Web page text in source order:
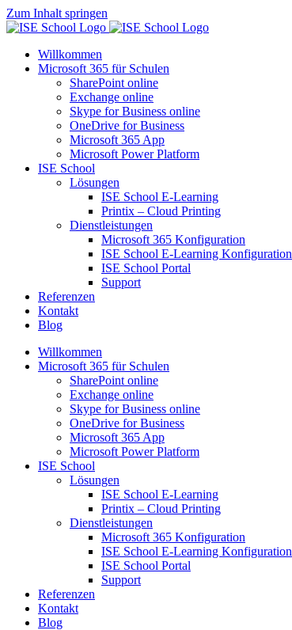
Zum Inhalt springen
Willkommen
Microsoft 365 für Schulen​
SharePoint online
Exchange online
Skype for Business online
OneDrive for Business
Microsoft 365 App
Microsoft Power Platform
ISE School
Lösungen
ISE School E-Learning
Printix – Cloud Printing
Dienstleistungen
Microsoft 365 Konfiguration
ISE School E-Learning Konfiguration
ISE School Portal
Support
Referenzen
Kontakt
Blog
Willkommen
Microsoft 365 für Schulen​
SharePoint online
Exchange online
Skype for Business online
OneDrive for Business
Microsoft 365 App
Microsoft Power Platform
ISE School
Lösungen
ISE School E-Learning
Printix – Cloud Printing
Dienstleistungen
Microsoft 365 Konfiguration
ISE School E-Learning Konfiguration
ISE School Portal
Support
Referenzen
Kontakt
Blog